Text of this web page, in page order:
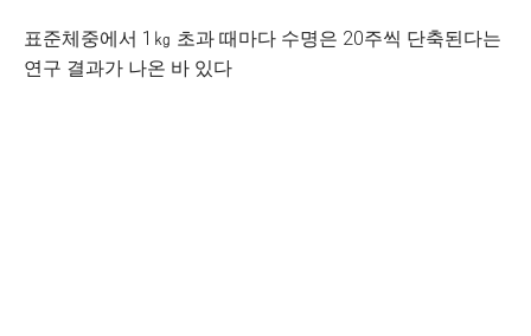
표준체중에서 1㎏ 초과 때마다 수명은 20주씩 단축된다는
연구 결과가 나온 바 있다